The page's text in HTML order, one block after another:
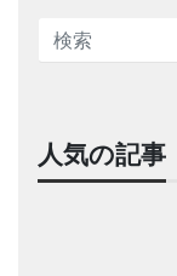
人気の記事